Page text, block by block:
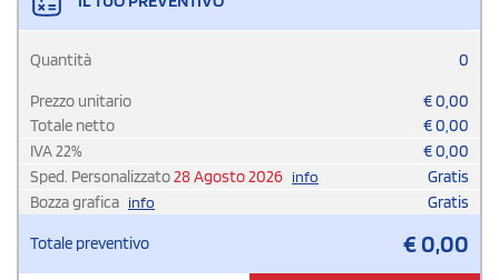
Quantità 0
Prezzo unitario €0,00
Totale netto
€0,00
IVA22% €0,00
Sped. Personalizzato28 Agosto 2026 info
Gratis
Bozza grafica info Gratis
Totale preventivo €0,00